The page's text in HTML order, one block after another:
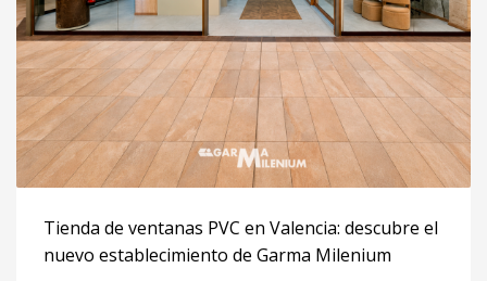
Tienda de ventanas PVC en Valencia: descubre el
nuevo establecimiento de Garma Milenium